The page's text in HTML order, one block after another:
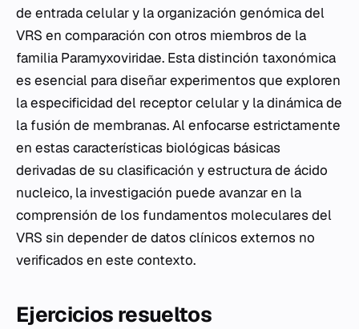
de entrada celular y la organización genómica del
VRS en comparación con otros miembros de la
familia Paramyxoviridae. Esta distinción taxonómica
es esencial para diseñar experimentos que exploren
la especificidad del receptor celular y la dinámica de
la fusión de membranas. Al enfocarse estrictamente
en estas características biológicas básicas
derivadas de su clasificación y estructura de ácido
nucleico, la investigación puede avanzar en la
comprensión de los fundamentos moleculares del
VRS sin depender de datos clínicos externos no
verificados en este contexto.
Ejercicios resueltos